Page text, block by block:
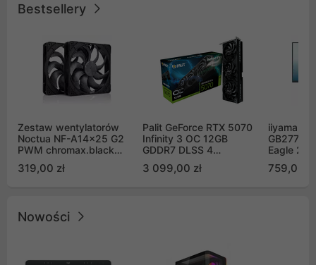
Bestsellery
Zestaw wentylatorów
Noctua NF-A14x25 G2
PWM chromax.black
Push Pull (2szt)
319,00 zł
Palit GeForce RTX 5070
Infinity 3 OC 12GB
GDDR7 DLSS 4
GB2050S)
3 099,00 zł
iiyama G-
Eagle 27"
759,00 zł
Nowości